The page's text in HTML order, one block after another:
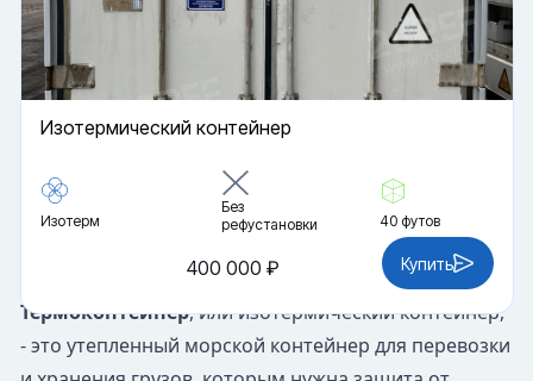
Изотермический контейнер
Изотерм
Без
рефустановки
40 футов
400 000 ₽ Купить
Термоконтейнер, или изотермический контейнер,
- это утепленный морской контейнер для перевозки